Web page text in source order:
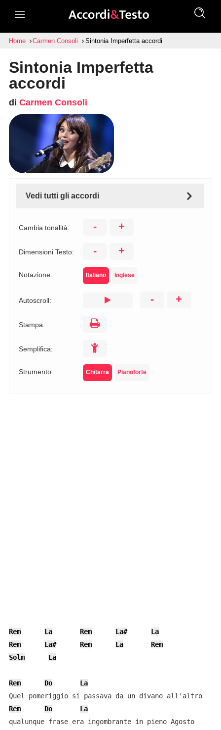
Home Carmen Consoli Sintonia Imperfetta accordi
Sintonia Imperfetta
accordi
di Carmen Consoli
Vedi tutti gli accordi
Cambia tonalità: - +
Dimensioni Testo: - +
Notazione: Italiano Inglese
Autoscroll: - +
Stampa:
Semplifica:
Strumento: Chitarra Pianoforte
Rem La Rem La#
La
Rem
La# Rem La
Rem
Solm
La
Rem Do
La
Quel pomeriggio si passava da un divano all'altro
Rem
Do
La
qualunque frase era ingombrante in pieno Agosto